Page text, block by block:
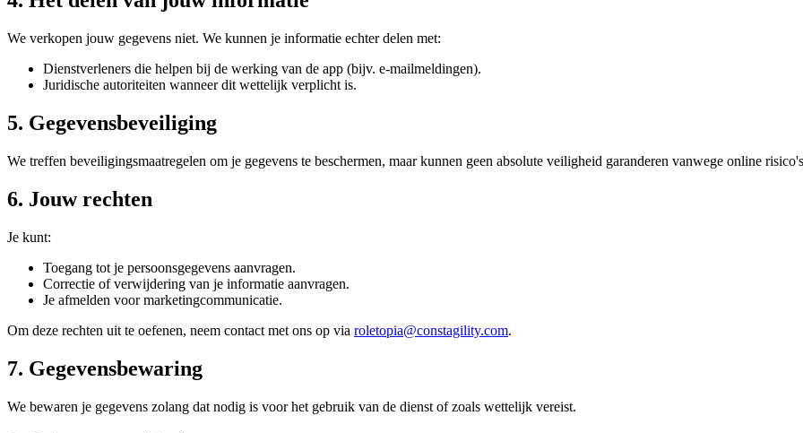
We verkopen jouw gegevens niet. We kunnen je informatie echter delen met:
Dienstverleners die helpen bij de werking van de app (bijv. e-mailmeldingen).
Juridische autoriteiten wanneer dit wettelijk verplicht is.
5. Gegevensbeveiliging
We treffen beveiligingsmaatregelen om je gegevens te beschermen, maar kunnen geen absolute veiligheid garanderen vanwege online
6. Jouw rechten
Je kunt:
Toegang tot je persoonsgegevens aanvragen.
Correctie of verwijdering van je informatie aanvragen.
Je afmelden voor marketingcommunicatie.
Om deze rechten uit te oefenen, neem contact met ons op via roletopia@constagility.com.
7. Gegevensbewaring
We bewaren je gegevens zolang dat nodig is voor het gebruik van de dienst of zoals wettelijk vereist.